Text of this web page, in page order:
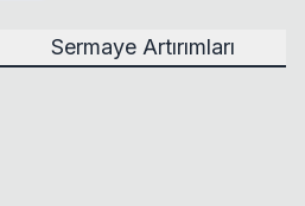
Sermaye Artırımları